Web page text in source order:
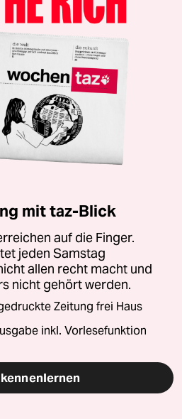
mit taz-Blick
auf die Finger.
jeden Samstag
allen recht macht und
nicht gehört werden.
Zeitung frei Haus
inkl. Vorlesefunktion